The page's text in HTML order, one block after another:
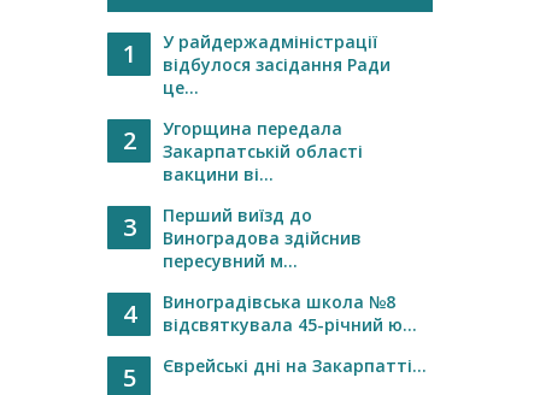
1
У райдержадміністрації
відбулося засідання Ради
це...
2
Угорщина передала
Закарпатській області
вакцини ві...
3
Перший виїзд до
Виноградова здійснив
пересувний м...
4
Виноградівська школа №8
відсвяткувала 45-річний ю...
5 Єврейські дні на Закарпатті...